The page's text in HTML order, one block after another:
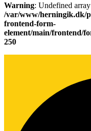
Warning: Undefined
/var/www/herningik.dk/
frontend-form-
element/main/frontend/
250